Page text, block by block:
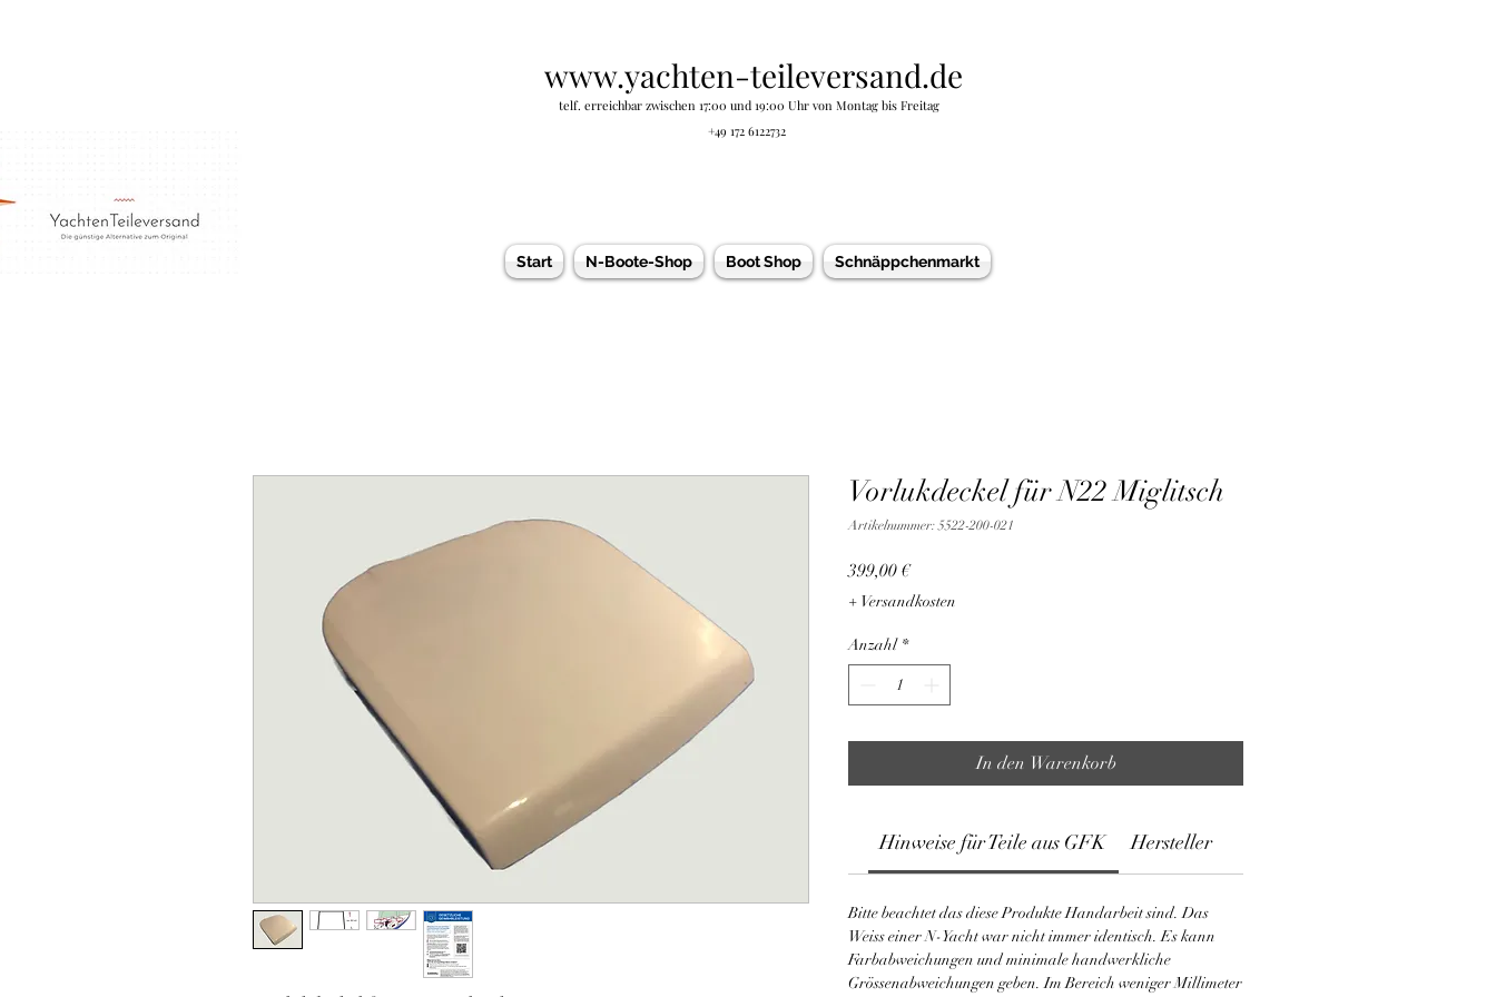
www.yachten-teileversand.de
telf. erreichbar zwischen 17:00 und 19:00 Uhr von Montag bis Freitag
+49 172 6122732
Start N-Boote-Shop Boot Shop Schnäppchenmarkt
Vorlukdeckel für N22 Miglitsch
Artikelnummer: 5522-200-021
399,00 €Preis
+ Versandkosten
Anzahl *
In den Warenkorb
Hinweise für Teile aus GFK Hersteller
Bitte beachtet das diese Produkte Handarbeit sind. Das
Weiss einer N-Yacht war nicht immer identisch. Es kann
Farbabweichungen und minimale handwerkliche
Grössenabweichungen geben. Im Bereich weniger Millimeter